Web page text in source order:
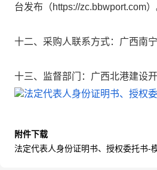
台发布（https://zc.bbwport.com）
十二、采购人联系方式：广西南
十三、监督部门：广西北港建设
法定代表人身份证明书、授权
附件下载
法定代表人身份证明书、授权委托书-